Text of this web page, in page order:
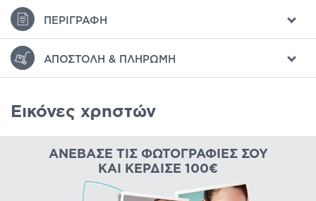
ΠΕΡΙΓΡΑΦΉ
ΑΠΟΣΤΟΛΉ & ΠΛΗΡΩΜΉ
Εικόνες χρηστών
ΑΝΈΒΑΣΕ ΤΙΣ ΦΩΤΟΓΡΑΦΊΕΣ ΣΟΥ
ΚΑΙ ΚΈΡΔΙΣΕ 100€